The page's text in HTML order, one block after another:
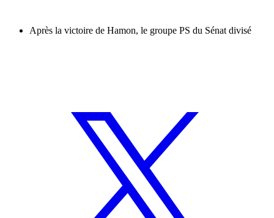
Après la victoire de Hamon, le groupe PS du Sénat divisé